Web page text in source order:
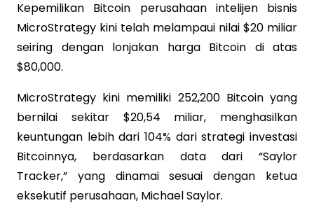
Kepemilikan Bitcoin perusahaan intelijen bisnis
MicroStrategy kini telah melampaui nilai $20 miliar
seiring dengan lonjakan harga Bitcoin di atas
$80,000.
MicroStrategy kini memiliki 252,200 Bitcoin yang
bernilai sekitar $20,54 miliar, menghasilkan
keuntungan lebih dari 104% dari strategi investasi
Bitcoinnya, berdasarkan data dari “Saylor
Tracker,” yang dinamai sesuai dengan ketua
eksekutif perusahaan, Michael Saylor.